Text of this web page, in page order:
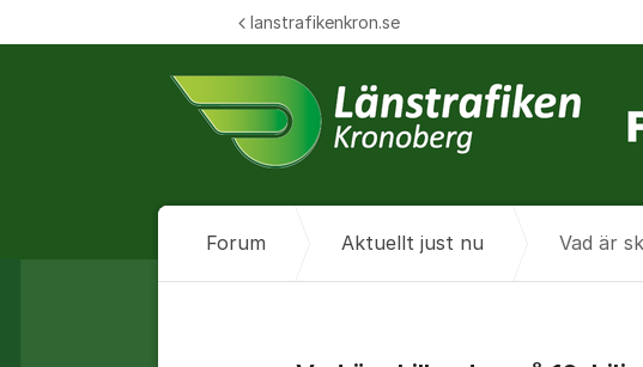
lanstrafikenkron.se
Forum Aktuellt just nu